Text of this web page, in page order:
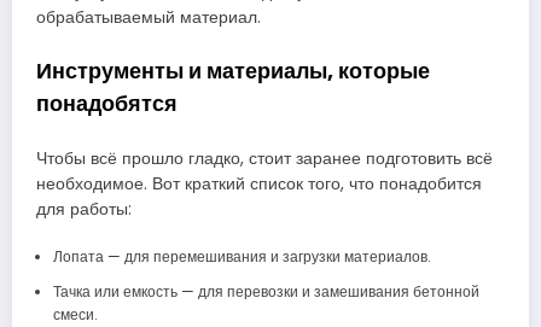
обрабатываемый материал.
Инструменты и материалы, которые
понадобятся
Чтобы всё прошло гладко, стоит заранее подготовить всё
необходимое. Вот краткий список того, что понадобится
для работы:
Лопата — для перемешивания и загрузки материалов.
Тачка или емкость — для перевозки и замешивания бетонной
смеси.